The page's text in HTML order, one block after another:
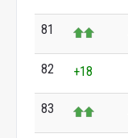
81
82 +18
83